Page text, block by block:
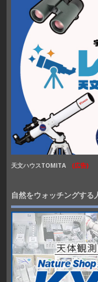
天文ハウスTOMITA (広告)
自然をウォッチングす